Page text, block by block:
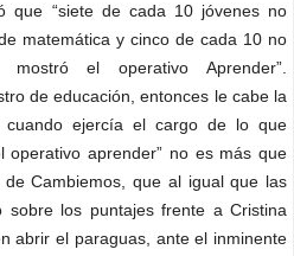
que “siete de cada 10 jóvenes no
matemática y cinco de cada 10 no
mostró el operativo Aprender”.
de educación, entonces le cabe la
cuando ejercía el cargo de lo que
operativo aprender” no es más que
Cambiemos, que al igual que las
sobre los puntajes frente a Cristina
abrir el paraguas, ante el inminente